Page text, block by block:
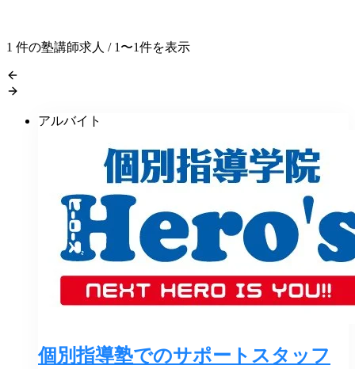
1 件の塾講師求人 / 1〜1件を表示
アルバイト
個別指導塾でのサポートスタッフ